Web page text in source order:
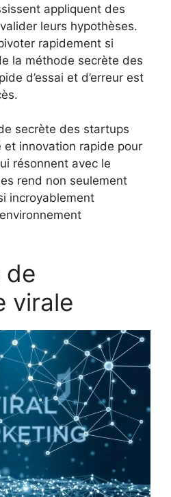
appliquent des
leurs hypothèses.
rapidement si
la méthode secrète des
d’essai et d’erreur est
secrète des startups
innovation rapide pour
résonnent avec le
rend non seulement
incroyablement
de
virale